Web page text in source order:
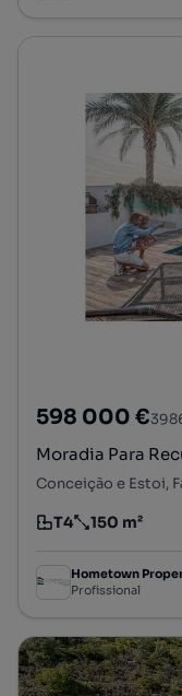
598 000 €
Moradia Para
Conceição e Estoi,
Tipologia
T4
Preço por metro
150 m²
Hometown
Profissional